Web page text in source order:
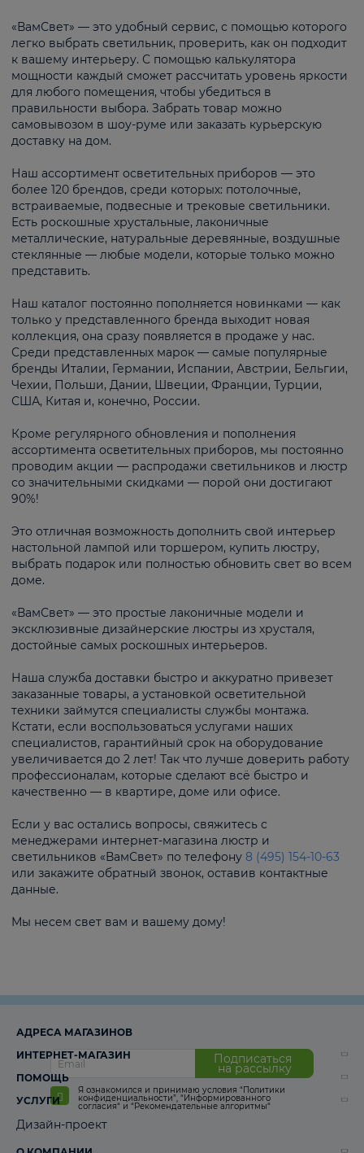
«ВамСвет» — это удобный сервис, с помощью которого
легко выбрать светильник, проверить, как он подходит
к вашему интерьеру. С помощью калькулятора
мощности каждый сможет рассчитать уровень яркости
для любого помещения, чтобы убедиться в
правильности выбора. Забрать товар можно
самовывозом в шоу-руме или заказать курьерскую
доставку на дом.
Наш ассортимент осветительных приборов — это
более 120 брендов, среди которых: потолочные,
встраиваемые, подвесные и трековые светильники.
Есть роскошные хрустальные, лаконичные
металлические, натуральные деревянные, воздушные
стеклянные — любые модели, которые только можно
представить.
Наш каталог постоянно пополняется новинками — как
только у представленного бренда выходит новая
коллекция, она сразу появляется в продаже у нас.
Среди представленных марок — самые популярные
бренды Италии, Германии, Испании, Австрии, Бельгии,
Чехии, Польши, Дании, Швеции, Франции, Турции,
США, Китая и, конечно, России.
Кроме регулярного обновления и пополнения
ассортимента осветительных приборов, мы постоянно
проводим акции — распродажи светильников и люстр
со значительными скидками — порой они достигают
90%!
Это отличная возможность дополнить свой интерьер
настольной лампой или торшером, купить люстру,
выбрать подарок или полностью обновить свет во всем
доме.
«ВамСвет» — это простые лаконичные модели и
эксклюзивные дизайнерские люстры из хрусталя,
достойные самых роскошных интерьеров.
Наша служба доставки быстро и аккуратно привезет
заказанные товары, а установкой осветительной
техники займутся специалисты службы монтажа.
Кстати, если воспользоваться услугами наших
специалистов, гарантийный срок на оборудование
увеличивается до 2 лет! Так что лучше доверить работу
профессионалам, которые сделают всё быстро и
качественно — в квартире, доме или офисе.
Если у вас остались вопросы, свяжитесь с
менеджерами интернет-магазина люстр и
светильников «ВамСвет» по телефону 8 (495) 154-10-63
или закажите обратный звонок, оставив контактные
данные.
Мы несем свет вам и вашему дому!
Подписаться
на рассылку
Я ознакомился и принимаю условия “Политики
конфиденциальности”, “Информированного
согласия“ и “Рекомендательные алгоритмы“
АДРЕСА МАГАЗИНОВ
ИНТЕРНЕТ-МАГАЗИН
ПОМОЩЬ
УСЛУГИ
Дизайн-проект